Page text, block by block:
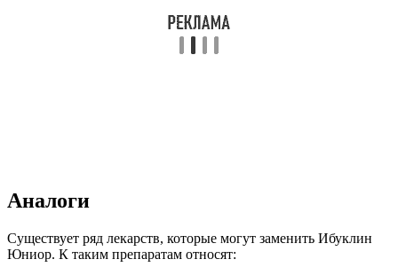
Аналоги
Существует ряд лекарств, которые могут заменить Ибуклин
Юниор. К таким препаратам относят: